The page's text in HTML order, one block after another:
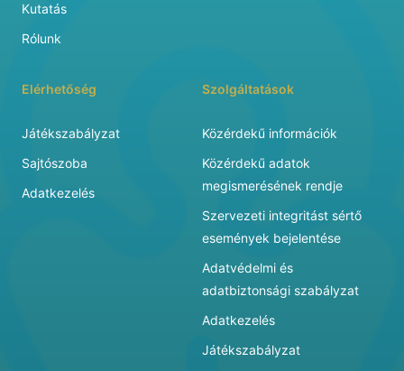
Kutatás
Rólunk
Elérhetőség
Játékszabályzat
Sajtószoba
Adatkezelés
Szolgáltatások
Közérdekű információk
Közérdekű adatok
megismerésének rendje
Szervezeti integritást sértő
események bejelentése
Adatvédelmi és
adatbiztonsági szabályzat
Adatkezelés
Játékszabályzat